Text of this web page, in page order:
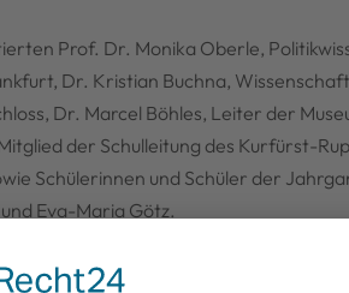
Prof. Dr. Monika Oberle,
Dr. Kristian Buchna,
Dr. Marcel Böhles, Leiter der
der Schulleitung des Kurfürst-
Schülerinnen und Schüler der
Eva-Maria Götz.